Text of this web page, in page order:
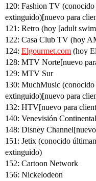
120: Fashion TV
extinguido)[nuevo para
121: Retro (hoy [adult
122: Casa Club TV (hoy
124: Elgourmet.com (hoy
128: MTV Norte[nuevo
129: MTV Sur
130: MuchMusic
extinguido)[nuevo para
132: HTV[nuevo para
140: Venevisión
148: Disney
151: Jetix (conocido
extinguido)
152: Cartoon Network
156: Nickelodeon